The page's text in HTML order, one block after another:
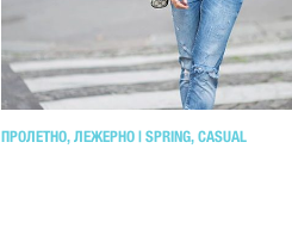
ПРОЛЕТНО, ЛЕЖЕРНО | SPRING, CASUAL